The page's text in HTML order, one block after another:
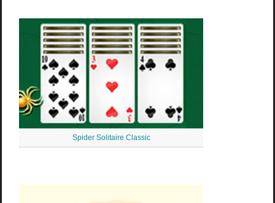
Spider Solitaire Classic